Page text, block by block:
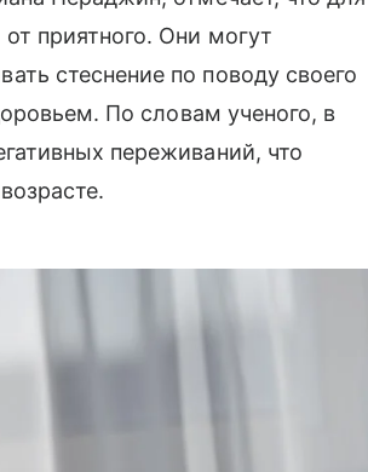
приятного. Они могут
стеснение по поводу своего
По словам ученого, в
переживаний, что